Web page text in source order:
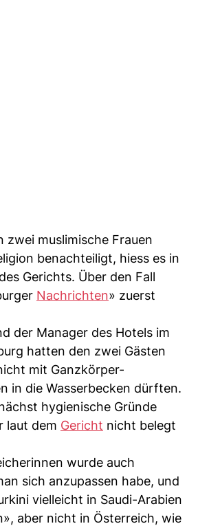
zwei muslimische Frauen
benachteiligt, hiess es in
Gerichts. Über den Fall
Nachrichten» zuerst
der Manager des Hotels im
hatten den zwei Gästen
mit Ganzkörper-
in die Wasserbecken dürften.
hygienische Gründe
laut dem Gericht nicht belegt
wurde auch
sich anzupassen habe, und
vielleicht in Saudi-Arabien
aber nicht in Österreich, wie